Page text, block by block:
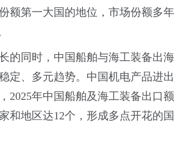
额第一大国的地位，市场份额多年
的同时，中国船舶与海工装备出海
定、多元趋势。中国机电产品进出
2025年中国船舶及海工装备出口额
和地区达12个，形成多点开花的国